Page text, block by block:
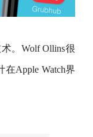
。Wolf Ollins很
Apple Watch界